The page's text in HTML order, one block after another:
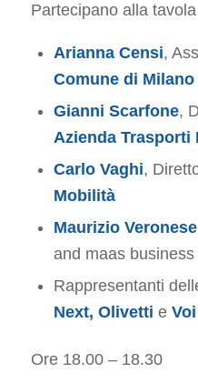
Partecipano alla
Arianna Censi,
Comune di Milano
Gianni Scarfone,
Azienda Trasporti
Carlo Vaghi,
Mobilità
Maurizio Veronese
and maas
Rappresentanti
Next, Olivetti e
Ore 18.00 – 18.30